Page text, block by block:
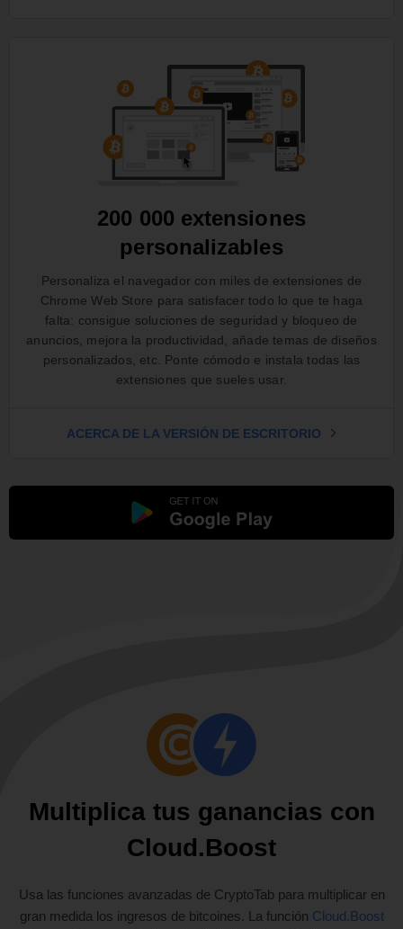
200 000 extensiones
personalizables
Personaliza el navegador con miles de extensiones de
Chrome Web Store para satisfacer todo lo que te haga
falta: consigue soluciones de seguridad y bloqueo de
anuncios, mejora la productividad, añade temas de diseños
personalizados, etc. Ponte cómodo e instala todas las
extensiones que sueles usar.
ACERCA DE LA VERSIÓN DE ESCRITORIO
Multiplica tus ganancias con
Cloud.Boost
Usa las funciones avanzadas de CryptoTab para multiplicar en
gran medida los ingresos de bitcoines. La función Cloud.Boost